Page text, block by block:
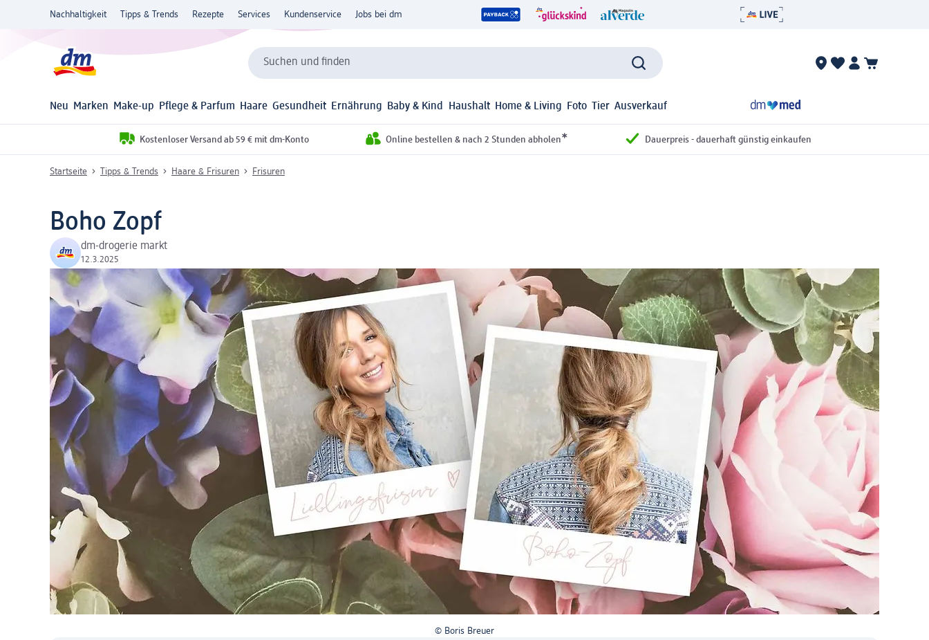
Nachhaltigkeit Tipps & Trends Rezepte Services Kundenservice Jobs bei dm
Suchen und finden
Neu Marken Make-up Pflege & Parfum Haare Gesundheit Ernährung Baby & Kind Haushalt Home & Living Foto Tier Ausverkauf
Kostenloser Versand ab 59 € mit dm-Konto Online bestellen & nach 2 Stunden abholen* Dauerpreis - dauerhaft günstig einkaufen
Startseite Tipps & Trends Haare & Frisuren Frisuren
Boho Zopf
dm-drogerie markt
12.3.2025
© Boris Breuer